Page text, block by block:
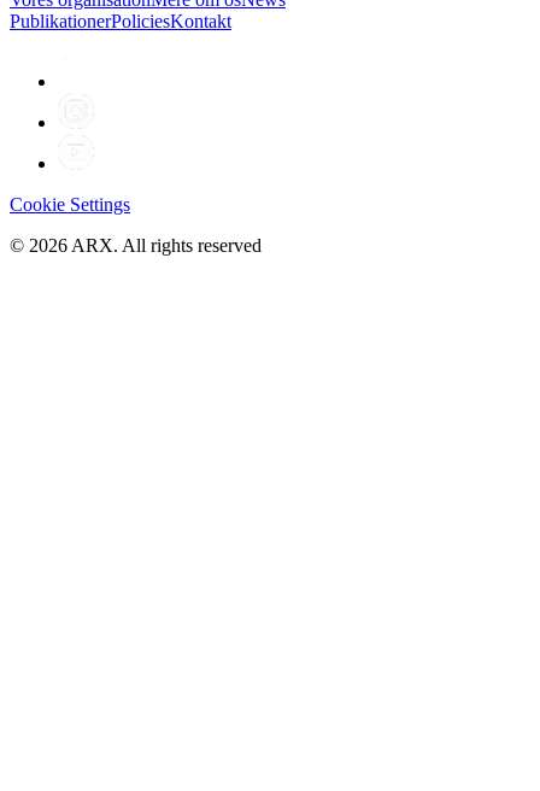
PublikationerPoliciesKontakt
Cookie Settings
© 2026 ARX. All rights reserved